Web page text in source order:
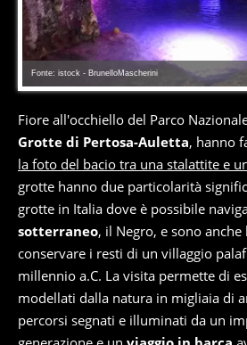
Fonte: istock - BrunelloMascherini
Fiore all'occhiello del Parco
Grotte di Pertosa-Auletta, hanno
la foto del bacio tra una stalattite e
grotte hanno due particolarità
grotte in Italia dove è possibile
sotterraneo, il Negro, e sono
conservare i resti di un villaggio
millennio a.C. La visita permette di
modellati dalla natura in migliaia di
percorsi segnati e illuminati da un